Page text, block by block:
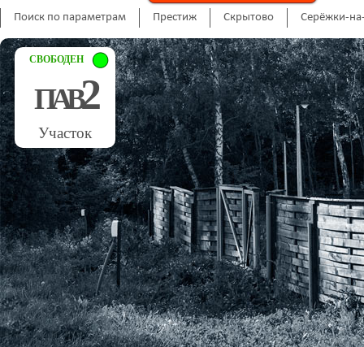
Поиск по параметрам Престиж Скрытово Серёжки-
СВОБОДЕН
ПАВ2
Участок